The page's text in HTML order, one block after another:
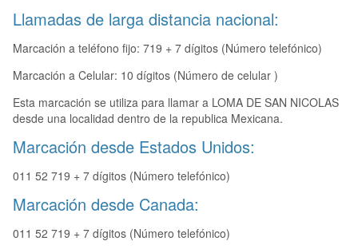
Llamadas de larga distancia nacional:
Marcación a teléfono fijo: 719 + 7 dígitos (Número telefónico)
Marcación a Celular: 10 dígitos (Número de celular )
Esta marcación se utiliza para llamar a LOMA DE SAN NICOLAS
desde una localidad dentro de la republica Mexicana.
Marcación desde Estados Unidos:
011 52 719 + 7 dígitos (Número telefónico)
Marcación desde Canada:
011 52 719 + 7 dígitos (Número telefónico)